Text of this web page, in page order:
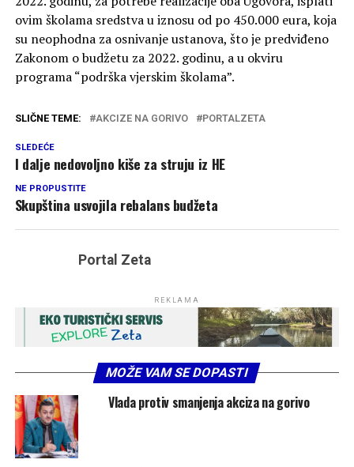
ovim školama sredstva u iznosu od po 450.000 eura, koja
su neophodna za osnivanje ustanova, što je predviđeno
Zakonom o budžetu za 2022. godinu, a u okviru
programa “podrška vjerskim školama”.
SLIČNE TEME: AKCIZE NA GORIVO PORTALZETA
SLEDEĆE
I dalje nedovoljno kiše za struju iz HE
NE PROPUSTITE
Skupština usvojila rebalans budžeta
Portal Zeta
REKLAMA
MOŽE VAM SE DOPASTI
Vlada protiv smanjenja akciza na gorivo